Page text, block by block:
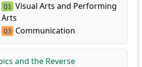
Q1
Visual Arts and Performing
Arts
Q3 Communication
and the Reverse